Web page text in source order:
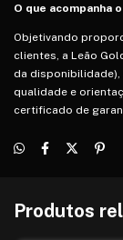
O que acompanha
Objetivando
clientes, a Leão
da
qualidade e
certificado de
Produtos